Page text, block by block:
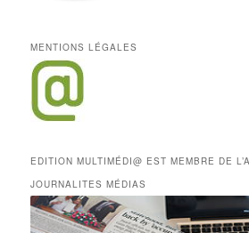
MENTIONS LÉGALES
EDITION MULTIMÉDI@ EST MEMBRE DE
JOURNALITES MÉDIAS